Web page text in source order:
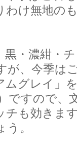
わけ無地の
・濃紺・
が、今季は
ムグレイ」
ですので、
チも効きま
。